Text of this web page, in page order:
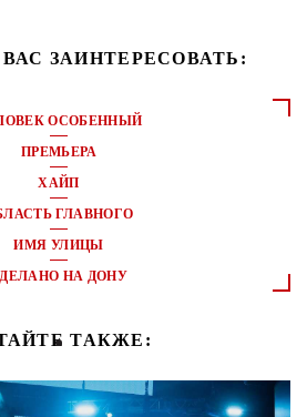
ЗАИНТЕРЕСОВАТЬ:
ОСОБЕННЫЙ
ПРЕМЬЕРА
ХАЙП
ГЛАВНОГО
ИМЯ УЛИЦЫ
НА ДОНУ
ТАКЖЕ: